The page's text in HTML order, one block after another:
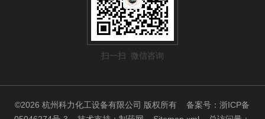
扫一扫 微信咨询
©2026 杭州科力化工设备有限公司 版权所有备案号：浙ICP备